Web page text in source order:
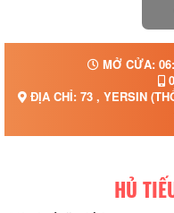
MỞ CỬA:
ĐỊA CHỈ: 73 , YERSIN
HỦ